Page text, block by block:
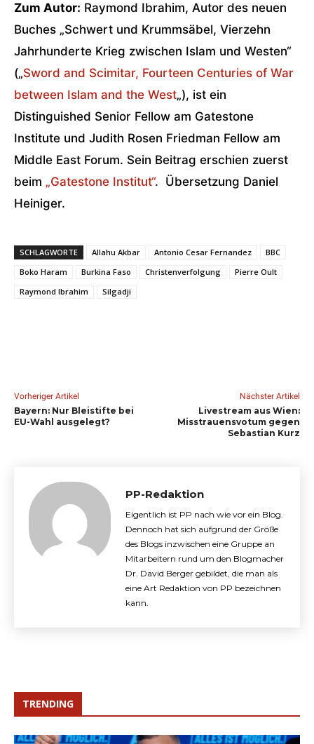
Zum Autor: Raymond Ibrahim, Autor des neuen
Buches „Schwert und Krummsäbel, Vierzehn
Jahrhunderte Krieg zwischen Islam und Westen“
(„Sword and Scimitar, Fourteen Centuries of War
between Islam and the West„), ist ein
Distinguished Senior Fellow am Gatestone
Institute und Judith Rosen Friedman Fellow am
Middle East Forum. Sein Beitrag erschien zuerst
beim „Gatestone Institut“. Übersetzung Daniel
Heiniger.
SCHLAGWORTE Allahu Akbar Antonio Cesar Fernandez
BBC
Boko Haram
Burkina Faso Christenverfolgung
Pierre Oult
Raymond Ibrahim
Silgadji
Vorheriger Artikel
Bayern: Nur Bleistifte bei
EU-Wahl ausgelegt?
Nächster Artikel
Livestream aus Wien:
Misstrauensvotum gegen
Sebastian Kurz
PP-Redaktion
Eigentlich ist PP nach wie vor ein Blog.
Dennoch hat sich aufgrund der Größe
des Blogs inzwischen eine Gruppe an
Mitarbeitern rund um den Blogmacher
Dr. David Berger gebildet, die man als
eine Art Redaktion von PP bezeichnen
kann.
TRENDING